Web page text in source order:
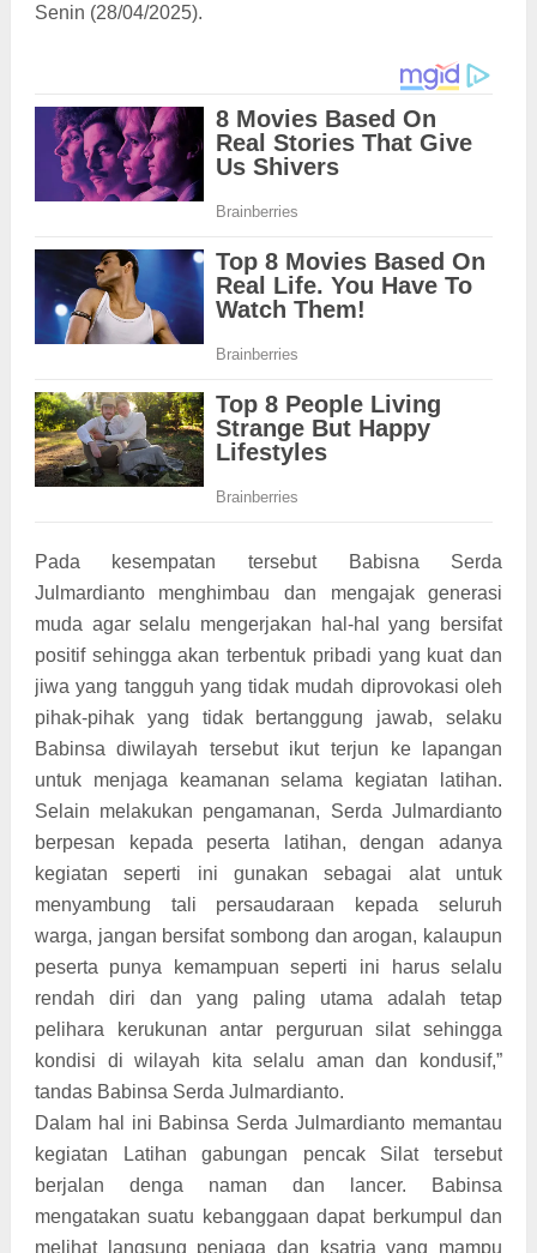
Senin (28/04/2025).
Pada kesempatan tersebut Babisna Serda
Julmardianto menghimbau dan mengajak generasi
muda agar selalu mengerjakan hal-hal yang bersifat
positif sehingga akan terbentuk pribadi yang kuat dan
jiwa yang tangguh yang tidak mudah diprovokasi oleh
pihak-pihak yang tidak bertanggung jawab, selaku
Babinsa diwilayah tersebut ikut terjun ke lapangan
untuk menjaga keamanan selama kegiatan latihan.
Selain melakukan pengamanan, Serda Julmardianto
berpesan kepada peserta latihan, dengan adanya
kegiatan seperti ini gunakan sebagai alat untuk
menyambung tali persaudaraan kepada seluruh
warga, jangan bersifat sombong dan arogan, kalaupun
peserta punya kemampuan seperti ini harus selalu
rendah diri dan yang paling utama adalah tetap
pelihara kerukunan antar perguruan silat sehingga
kondisi di wilayah kita selalu aman dan kondusif,”
tandas Babinsa Serda Julmardianto.
Dalam hal ini Babinsa Serda Julmardianto memantau
kegiatan Latihan gabungan pencak Silat tersebut
berjalan denga naman dan lancer. Babinsa
mengatakan suatu kebanggaan dapat berkumpul dan
melihat langsung penjaga dan ksatria yang mampu